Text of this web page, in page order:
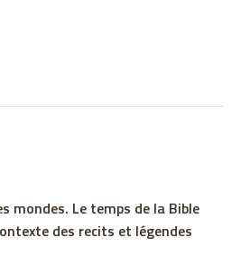
mondes. Le temps de la Bible
des recits et légendes